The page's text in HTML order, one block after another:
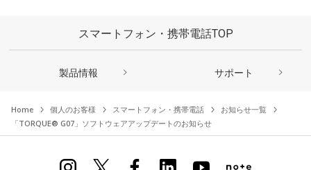
スマートフォン・携帯電話TOP
製品情報 サポート
Home 個人のお客様 スマートフォン・携帯電話
お知らせ一覧
「TORQUE® G07」ソフトウェアアップデートのお知らせ